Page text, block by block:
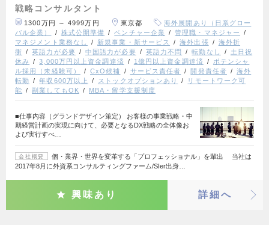
戦略コンサルタント
1300万円 ～ 4999万円 東京都
海外展開あり（日系グロー
バル企業）
株式公開準備 ベンチャー企業
管理職・マネジャー
マネジメント業務なし
新規事業・新サービス 海外出張
海外折
衝
英語力が必要 中国語力が必要 英語力不問 転勤なし
土日祝
休み
3,000万円以上資金調達済 1億円以上資金調達済
ポテンシャ
ル採用（未経験可）
CxO候補 サービス責任者 開発責任者
海外
転勤
年収600万以上 ストックオプションあり
リモートワーク可
能
副業してもOK MBA・留学支援制度
■仕事内容（グランドデザイン策定） お客様の事業戦略・中
期経営計画の実現に向けて、必要となるDX戦略の全体像お
よび実行すべ…
会社概要
個・業界・世界を変革する「プロフェッショナル」を輩出 当社は
2017年8月に外資系コンサルティングファーム/SIer出身…
興味あり 詳細へ